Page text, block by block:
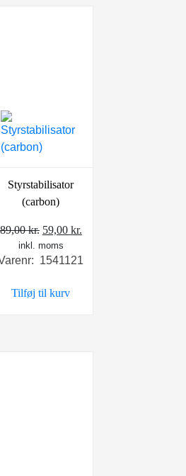
Styrstabilisator
(carbon)
89,00kr. Den
oprindelige
pris
89,00 kr..
59,00 kr.Den
pris
inkl. moms
1541121
Tilføj til kurv